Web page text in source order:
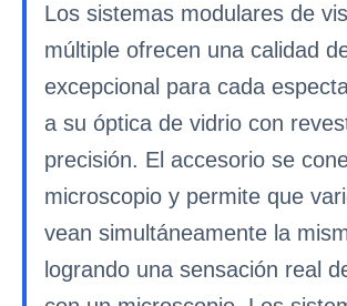
Los sistemas modulares de
múltiple ofrecen una calidad
excepcional para cada
a su óptica de vidrio con
precisión. El accesorio se
microscopio y permite que
vean simultáneamente la
logrando una sensación real